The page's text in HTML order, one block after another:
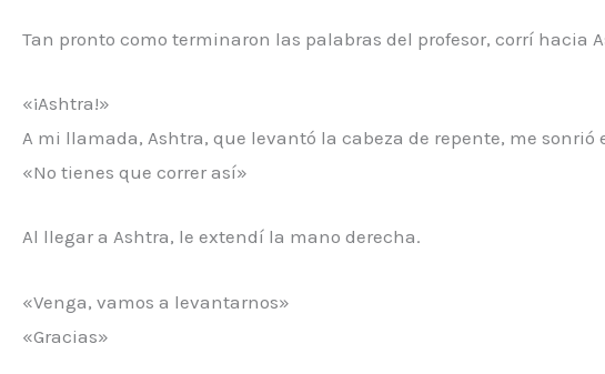
Tan pronto como terminaron las palabras del profesor, corrí hacia
«¡Ashtra!»
A mi llamada, Ashtra, que levantó la cabeza de repente, me sonrió
«No tienes que correr así»
Al llegar a Ashtra, le extendí la mano derecha.
«Venga, vamos a levantarnos»
«Gracias»